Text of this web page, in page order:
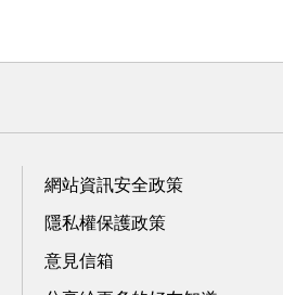
網站資訊安全政策
隱私權保護政策
意見信箱